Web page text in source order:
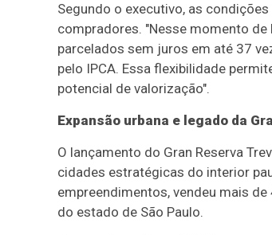
Segundo o executivo, as
compradores. "Nesse momento
parcelados sem juros em até 37
pelo IPCA. Essa flexibilidade
potencial de valorização".
Expansão urbana e legado da
O lançamento do Gran Reserva
cidades estratégicas do interior
empreendimentos, vendeu mais
do estado de São Paulo.